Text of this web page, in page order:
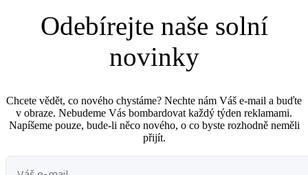
Odebírejte naše solní
novinky
Chcete vědět, co nového chystáme? Nechte nám Váš e-mail a buďte
v obraze. Nebudeme Vás bombardovat každý týden reklamami.
Napíšeme pouze, bude-li něco nového, o co byste rozhodně neměli
přijít.